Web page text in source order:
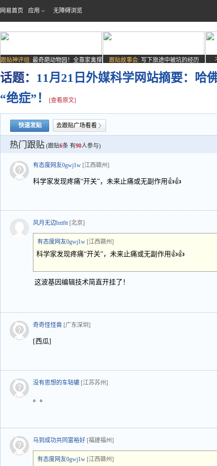
网易首页 应用 无障碍浏览
跟贴神评组: 最奇葩动物园！全靠家禽撑
场子
跟贴故事会: 写下旅途中被坑的经历
话题： 11月21日外媒科学网站摘要：哈
“绝症”！
[查看原文]
快速发贴 去跟贴广场看看
热门跟贴 (跟贴6条 有90人参与)
有态度网友0gwj1w [江西赣州]
科学家发现疼痛“开关”，未来止痛或无副作用👍👍
风月无边bztftt [北京]
有态度网友0gwj1w [江西赣州]
科学家发现疼痛“开关”，未来止痛或无副作用👍👍
这波基因编辑技术简直开挂了！
奇奇怪怪兽 [广东深圳]
[西瓜]
没有思想的车轱辘 [江苏苏州]
。。
马到成功共同富裕好 [福建福州]
有态度网友0gwj1w [江西赣州]